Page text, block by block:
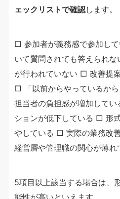
ェックリストで確認します。
□ 参加者が義務感で参加し
いて質問されても答えられ
が行われていない □ 改善提
□ 「以前からやっているか
担当者の負担感が増加して
ションが低下している □ 形
やしている □ 実際の業務改
経営層や管理職の関心が薄れ
5項目以上該当する場合は、